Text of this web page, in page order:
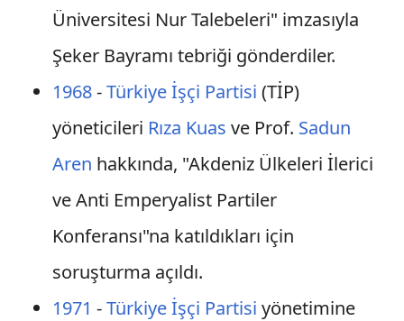
Üniversitesi Nur Talebeleri" imzasıyla
Şeker Bayramı tebriği gönderdiler.
1968-Türkiye İşçi Partisi (TİP)
yöneticileri Rıza Kuas ve Prof. Sadun
Aren hakkında, "Akdeniz Ülkeleri İlerici
ve Anti Emperyalist Partiler
Konferansı"na katıldıkları için
soruşturma açıldı.
1971 -Türkiye İşçi Partisi yönetimine